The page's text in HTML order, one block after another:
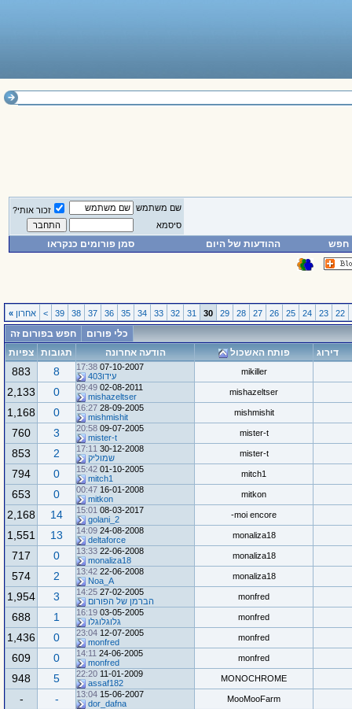
שם משתמש
זכור אותי?
סיסמא
חפש ההודעות של היום סמן פורומים כנקראו
22
23
24
25
26
27
28
29
30
31
32
33
34
35
36
37
38
39
> אחרון »
כלי פורום
חפש בפורום זה
דירוג
פותח האשכול הודעה אחרונה תגובות צפיות
mikiller
07-10-2007
17:38
עידו403
8
883
mishazeltser
02-08-2011
09:49
mishazeltser
0
2,133
mishmishit
28-09-2005
16:27
mishmishit
0
1,168
mister-t
09-07-2005
20:58
mister-t
3
760
mister-t
30-12-2008
17:11
שמוליק
2
853
mitch1
01-10-2005
15:42
mitch1
0
794
mitkon
16-01-2008
00:47
mitkon
0
653
moi encore-
08-03-2017
15:01
golani_2
14
2,168
monaliza18
24-08-2008
14:09
deltaforce
13
1,551
monaliza18
22-06-2008
13:33
monaliza18
0
717
monaliza18
22-06-2008
13:42
Noa_A
2
574
monfred
27-02-2005
14:25
הברמן של הפורום
3
1,954
monfred
03-05-2005
16:19
גלוגלוגלו
1
688
monfred
12-07-2005
23:04
monfred
0
1,436
monfred
24-06-2005
14:11
monfred
0
609
MONOCHROME
11-01-2009
22:20
assaf182
5
948
MooMooFarm
15-06-2007
13:04
dor_dafna
-
-